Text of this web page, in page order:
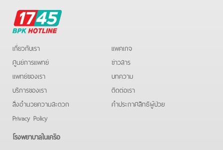
BPK
Hotline
เกี่ยวกับเรา
ศูนย์การแพทย์
แพทย์ของเรา
บริการของเรา
สิ่งอำนวยความสะดวก
Privacy Policy
แพคเกจ
ข่าวสาร
บทความ
ติดต่อเรา
คําประกาศสิทธิผู้ป่วย
โรงพยาบาลในเครือ